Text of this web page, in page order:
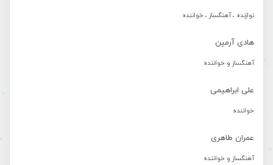
نوازنده ، آهنگساز ، خواننده
هادی آرمین
آهنگساز و خواننده
علی ابراهیمی
خواننده
عمران طاهری
آهنگساز و خواننده